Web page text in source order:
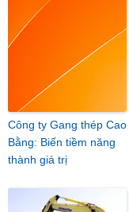
Công ty Gang thép Cao
Bằng: Biến tiềm năng
thành giá trị